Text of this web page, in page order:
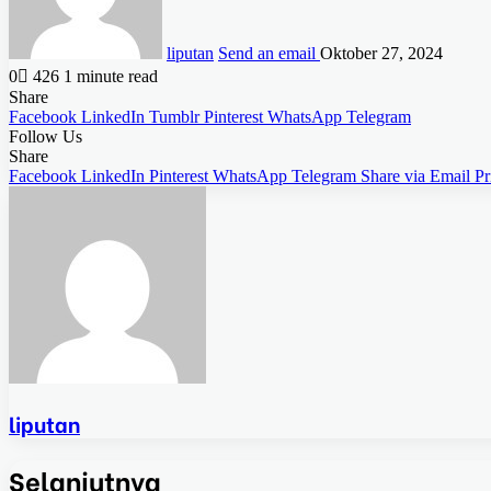
liputan Send an email Oktober 27, 2024
0
426 1 minute read
Share
Facebook LinkedIn Tumblr Pinterest WhatsApp Telegram
Follow Us
Share
Facebook LinkedIn Pinterest WhatsApp Telegram Share via Email
liputan
Selanjutnya